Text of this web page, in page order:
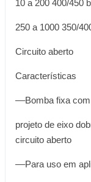
10 a 200 400/450
250 a 1000 350/
Circuito aberto
Características
––Bomba fixa
projeto de eixo
circuito aberto
––Para uso em